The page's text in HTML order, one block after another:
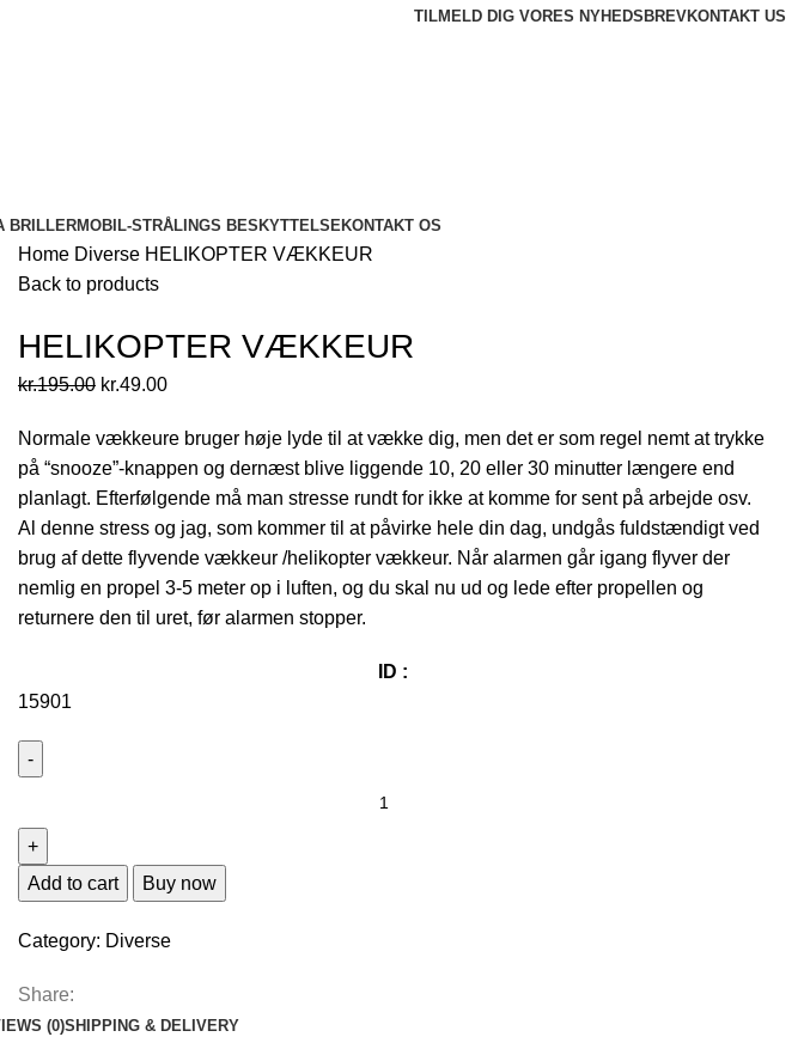
TILMELD DIG VORES NYHEDSBREVKONTAKT US
BRILLERMOBIL-STRÅLINGS BESKYTTELSEKONTAKT OS
Home Diverse HELIKOPTER VÆKKEUR
Back to products
HELIKOPTER VÆKKEUR
kr.195.00 Original
was:
kr.195.00.
kr.49.00Current
is:
kr.49.00.
Normale vækkeure bruger høje lyde til at vække dig, men det er som regel nemt at trykke
på “snooze”-knappen og dernæst blive liggende 10, 20 eller 30 minutter længere end
planlagt. Efterfølgende må man stresse rundt for ikke at komme for sent på arbejde osv.
Al denne stress og jag, som kommer til at påvirke hele din dag, undgås fuldstændigt ved
brug af dette flyvende vækkeur /helikopter vækkeur. Når alarmen går igang flyver der
nemlig en propel 3-5 meter op i luften, og du skal nu ud og lede efter propellen og
returnere den til uret, før alarmen stopper.
ID :
15901
quantity
Add to cart
Buy now
Category: Diverse
Share:
(0)SHIPPING & DELIVERY